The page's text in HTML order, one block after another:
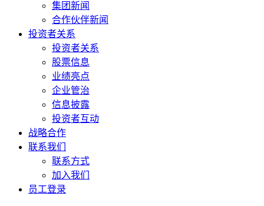
集团新闻
合作伙伴新闻
投资者关系
投资者关系
股票信息
业绩亮点
企业管治
信息披露
投资者互动
战略合作
联系我们
联系方式
加入我们
员工登录